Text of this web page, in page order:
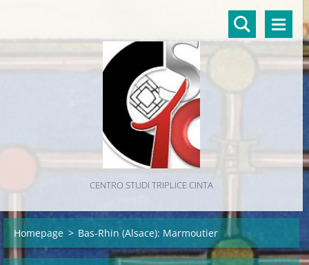
CENTRO STUDI TRIPLICE CINTA
Homepage > Bas-Rhin (Alsace): Marmoutier